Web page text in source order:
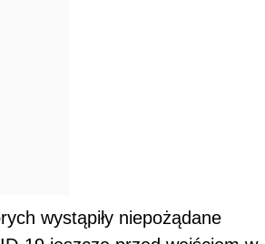
wystąpiły niepożądane